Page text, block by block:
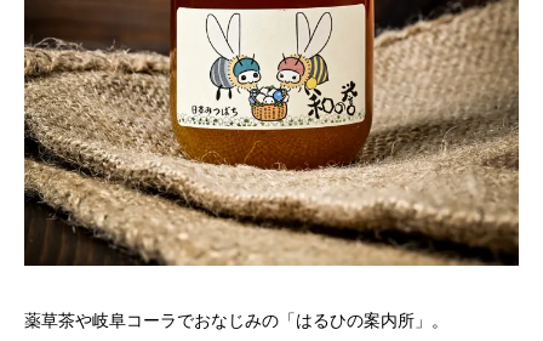
薬草茶や岐阜コーラでおなじみの「はるひの案内所」。